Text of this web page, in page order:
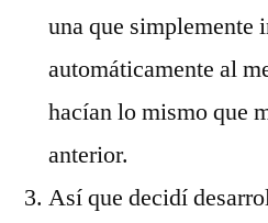
una que simplemente
automáticamente al
hacían lo mismo que
anterior.
Así que decidí